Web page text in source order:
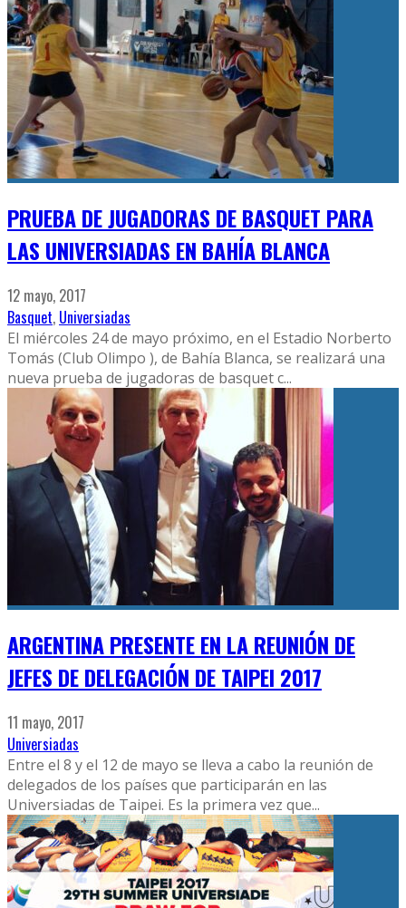
PRUEBA DE JUGADORAS DE BASQUET PARA
LAS UNIVERSIADAS EN BAHÍA BLANCA
12 mayo, 2017
Basquet, Universiadas
El miércoles 24 de mayo próximo, en el Estadio Norberto
Tomás (Club Olimpo ), de Bahía Blanca, se realizará una
nueva prueba de jugadoras de basquet c...
ARGENTINA PRESENTE EN LA REUNIÓN DE
JEFES DE DELEGACIÓN DE TAIPEI 2017
11 mayo, 2017
Universiadas
Entre el 8 y el 12 de mayo se lleva a cabo la reunión de
delegados de los países que participarán en las
Universiadas de Taipei. Es la primera vez que...